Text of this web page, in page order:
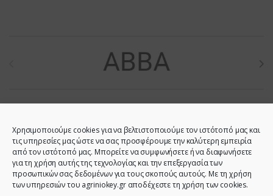
Χρησιμοποιούμε cookies για να βελτιστοποιούμε τον ιστότοπό μας και
τις υπηρεσίες μας ώστε να σας προσφέρουμε την καλύτερη εμπειρία
από τον ιστότοπό μας. Μπορείτε να συμφωνήσετε ή να διαφωνήσετε
για τη χρήση αυτής της τεχνολογίας και την επεξεργασία των
προσωπικών σας δεδομένων για τους σκοπούς αυτούς. Με τη χρήση
των υπηρεσιών του agriniokey.gr αποδέχεστε τη χρήση των cookies.
Do you have any question?